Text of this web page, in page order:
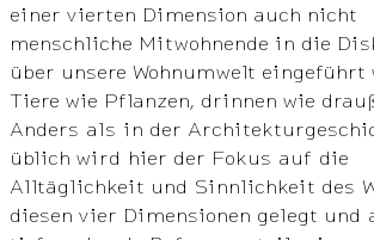
einer vierten Dimension auch nicht
menschliche Mitwohnende in die
über unsere Wohnumwelt eingeführt
Tiere wie Pflanzen, drinnen wie
Anders als in der
üblich wird hier der Fokus auf die
Alltäglichkeit und Sinnlichkeit des
diesen vier Dimensionen gelegt und